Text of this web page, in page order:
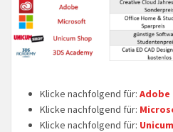
Klicke nachfolgend für: Adobe
Klicke nachfolgend für:
Klicke nachfolgend für: